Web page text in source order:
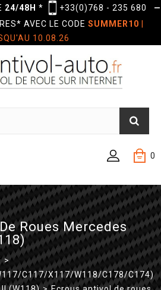
24/48H * +33(0)768 - 235 680
—
AVEC LE CODE SUMMER10
10.08.26
0
Roues Mercedes
>
C117/X117/W118/C178/C174)